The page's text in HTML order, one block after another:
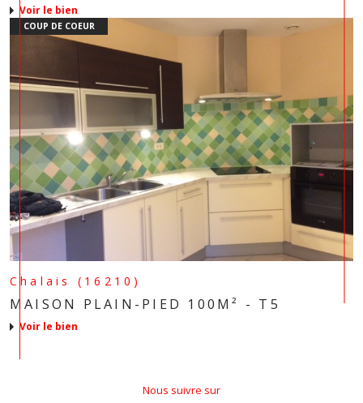
voir le bien
COUP DE COEUR
Chalais (16210)
MAISON PLAIN-PIED 100M² - T5
voir le bien
Nous suivre sur